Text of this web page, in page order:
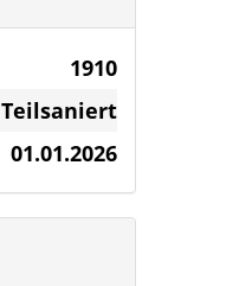
1910
Teilsaniert
01.01.2026